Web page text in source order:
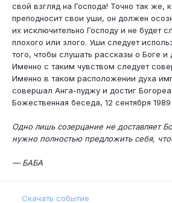
свой взгляд на Господа! Точно так же,
преподносит свои уши, он должен
их исключительно Господу и не будет
плохого или злого. Уши следует
того, чтобы слушать рассказы о Боге и
Именно с таким чувством следует
Именно в таком расположении духа
совершал Анга-пуджу и достиг
Божественная беседа, 12 сентября 1989
Одно лишь созерцание не доставляет
нужно полностью предложить себя,
— БАБА
Скачать событие